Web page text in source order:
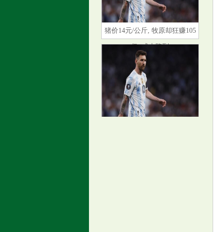
猪价14元/公斤, 牧原却狂赚105
亿, 成本降到
特朗普又要开启战端? 美伊冲突